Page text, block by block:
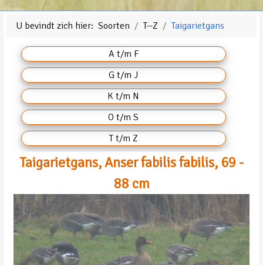
U bevindt zich hier:Soorten T--Z Taigarietgans
A t/m F
G t/m J
K t/m N
O t/m S
T t/m Z
Taigarietgans, Anser fabilis fabilis, 69 -
88 cm